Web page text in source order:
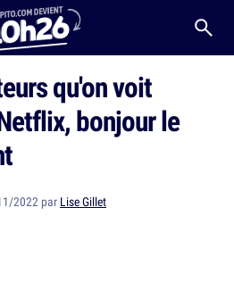
qu'on voit
bonjour le
2022 par Lise Gillet